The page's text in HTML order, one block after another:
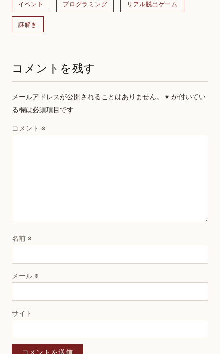
イベント プログラミング リアル脱出ゲーム
謎解き
コメントを残す
メールアドレスが公開されることはありません。 ※ が付いてい
る欄は必須項目です
コメント ※
名前 ※
メール ※
サイト